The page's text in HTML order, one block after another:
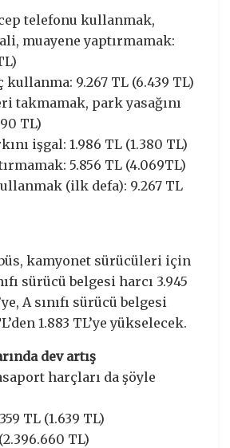
telefonu kullanmak,
muayene yaptırmamak:
kullanma: 9.267 TL (6.439 TL)
takmamak, park yasağını
TL)
işgal: 1.986 TL (1.380 TL)
5.856 TL (4.069TL)
(ilk defa): 9.267 TL
kamyonet sürücüleri için
sürücü belgesi harcı 3.945
A sınıfı sürücü belgesi
1.883 TL’ye yükselecek.
dev artış
harçları da şöyle
TL (1.639 TL)
TL)